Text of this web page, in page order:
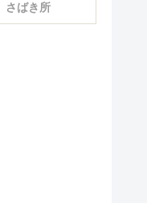
さばき所